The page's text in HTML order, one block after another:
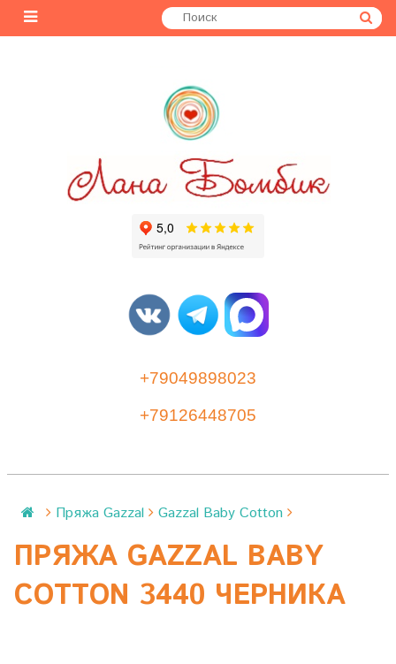
+79049898023
+79126448705
Пряжа Gazzal Gazzal Baby Cotton
ПРЯЖА GAZZAL BABY
COTTON 3440 ЧЕРНИКА